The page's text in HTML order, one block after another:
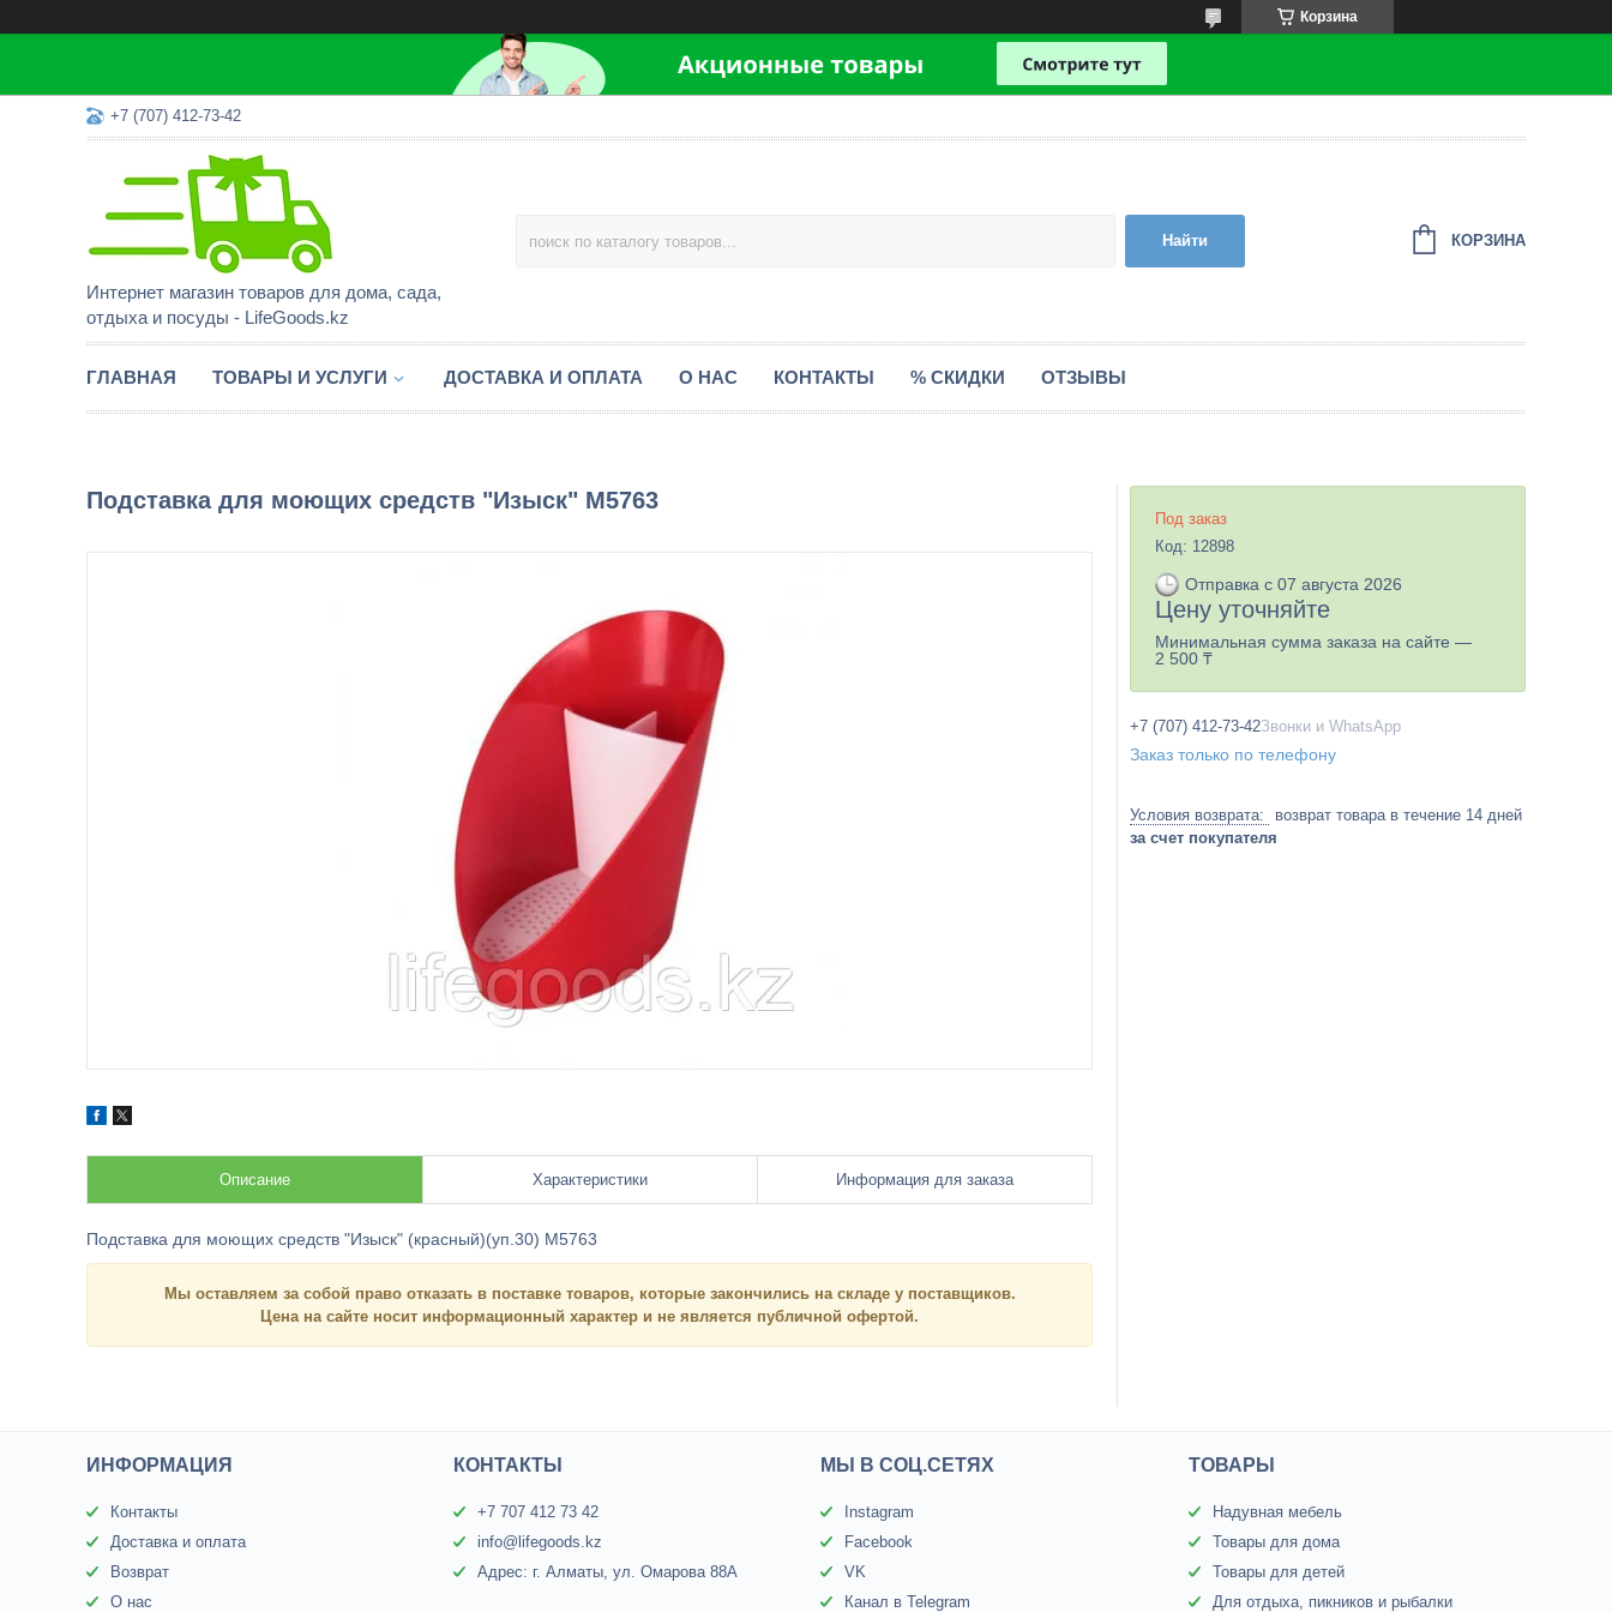
Корзина
+7 (707) 412-73-42
Интернет магазин товаров для дома, сада,
отдыха и посуды - LifeGoods.kz
Найти КОРЗИНА
ГЛАВНАЯ ТОВАРЫ И УСЛУГИ ДОСТАВКА И ОПЛАТА О НАС КОНТАКТЫ % СКИДКИ ОТЗЫВЫ
Подставка для моющих средств "Изыск" М5763
Описание Характеристики Информация для заказа
Подставка для моющих средств "Изыск" (красный)(уп.30) М5763
Мы оставляем за собой право отказать в поставке товаров, которые закончились на складе у поставщиков.
Цена на сайте носит информационный характер и не является публичной офертой.
Под заказ
Код: 12898
Отправка с 07 августа 2026
Цену уточняйте
Минимальная сумма заказа на сайте —
2 500 ₸
+7 (707) 412-73-42Звонки и WhatsApp
Заказ только по телефону
возврат товара в течение 14 дней
за счет покупателя
ИНФОРМАЦИЯ
Контакты
Доставка и оплата
Возврат
О нас
КОНТАКТЫ
+7 707 412 73 42
info@lifegoods.kz
Адрес: г. Алматы, ул. Омарова 88А
МЫ В СОЦ.СЕТЯХ
Instagram
Facebook
VK
Канал в Telegram
ТОВАРЫ
Надувная мебель
Товары для дома
Товары для детей
Для отдыха, пикников и рыбалки